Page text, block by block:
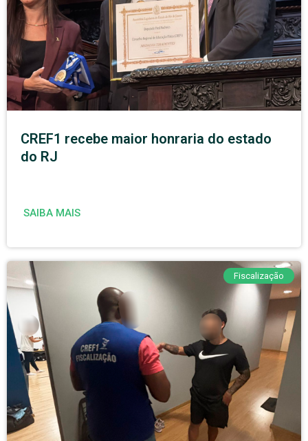
CREF1 recebe maior honraria do estado
do RJ
SAIBA MAIS
Fiscalização